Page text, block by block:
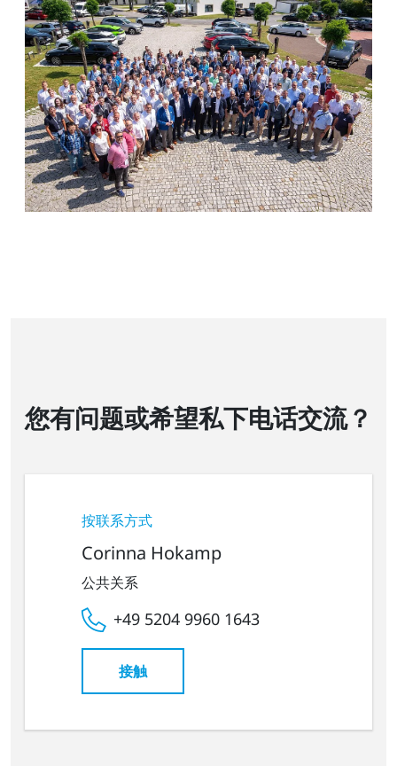
您有问题或希望私下电话交流？
按联系方式
Corinna Hokamp
公共关系
+49 5204 9960 1643
接触